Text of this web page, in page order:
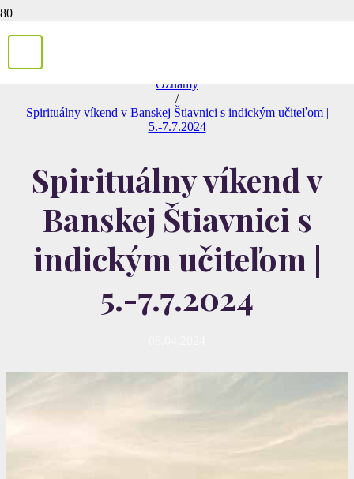
Oznamy
/
Spirituálny víkend v Banskej Štiavnici s indickým učiteľom |
5.-7.7.2024
Spirituálny víkend v
Banskej Štiavnici s
indickým učiteľom |
5.-7.7.2024